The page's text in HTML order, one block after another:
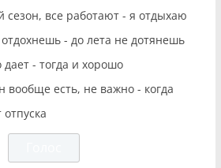
сезон, все работают - я отдыхаю
- до лета не дотянешь
дает - тогда и хорошо
вообще есть, не важно - когда